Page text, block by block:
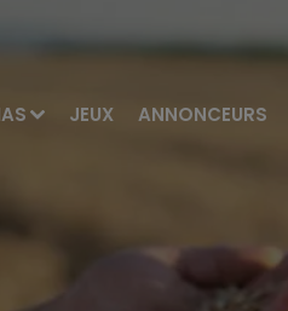
JEUX ANNONCEURS